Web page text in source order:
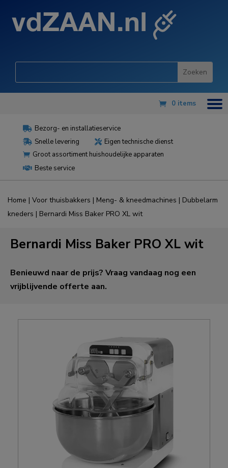
0 items
 Bezorg- en installatieservice
 Snelle levering  Eigen technische dienst
 Groot assortiment huishoudelijke apparaten
 Beste service
Home | Voor thuisbakkers | Meng- & kneedmachines | Dubbelarm
kneders | Bernardi Miss Baker PRO XL wit
Bernardi Miss Baker PRO XL wit
Benieuwd naar de prijs? Vraag vandaag nog een
vrijblijvende offerte aan.